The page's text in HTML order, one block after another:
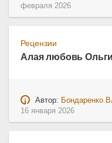
февраля 2026
Рецензии
Алая любовь
Автор: Бондаренко
16 января 2026